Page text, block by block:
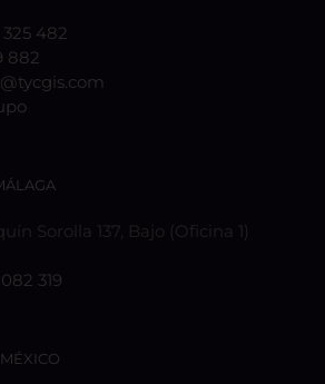
325 482
882
Sorolla 137, Bajo (Oficina 1)
319